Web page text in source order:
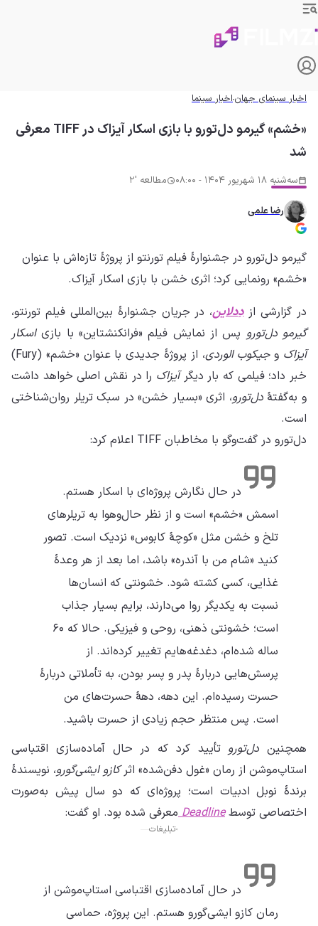
اخبار سینمای جهاناخبار سینما
«خشم» گیرمو دل‌تورو با بازی اسکار آیزاک در TIFF معرفی
شد
سه‌شنبه 18 شهریور 1404 - 08:00 مطالعه '2
رضا علمی
گیرمو دل‌تورو در جشنوارهٔ فیلم تورنتو از پروژهٔ تازه‌اش با عنوان
«خشم» رونمایی کرد؛ اثری خشن با بازی اسکار آیزاک.
در گزارشی ازدِدلاین، در جریان جشنوارهٔ بین‌المللی فیلم تورنتو،
گیرمو دل‌تورو پس از نمایش فیلم «فرانکنشتاین» با بازیاسکار
آیزاک وجیکوب الوردی
، از پروژهٔ جدیدی با عنوان «خشم» (Fury)
خبر داد؛ فیلمی که بار دیگرآیزاک را در نقش اصلی خواهد داشت
و به‌گفتهٔدل‌تورو، اثری «بسیار خشن» در سبک تریلر روان‌شناختی
است.
دل‌تورو در گفت‌وگو با مخاطبان TIFF اعلام کرد:
در حال نگارش پروژه‌ای با اسکار هستم.
اسمش «خشم» است و از نظر حال‌و‌هوا به تریلرهای
تلخ و خشن مثل «کوچهٔ کابوس» نزدیک است. تصور
کنید «شام من با آندره» باشد، اما بعد از هر وعدهٔ
غذایی، کسی کشته شود. خشونتی که انسان‌ها
نسبت به یکدیگر روا می‌دارند، برایم بسیار جذاب
است؛ خشونتی ذهنی، روحی و فیزیکی. حالا که ۶۰
ساله شده‌ام، دغدغه‌هایم تغییر کرده‌اند. از
پرسش‌هایی دربارهٔ پدر و پسر بودن، به تأملاتی دربارهٔ
حسرت رسیده‌ام. این دهه، دههٔ حسرت‌های من
است. پس منتظر حجم زیادی از حسرت باشید.
همچنین دل‌تورو تأیید کرد که در حال آماده‌سازی اقتباسی
استاپ‌موشن از رمان «غول دفن‌شده» اثرکازو ایشی‌گورو، نویسندهٔ
برندهٔ نوبل ادبیات است؛ پروژه‌ای که دو سال پیش به‌صورت
اختصاصی توسطDeadline معرفی شده بود. او گفت:
تبلیغات
در حال آماده‌سازی اقتباسی استاپ‌موشن از
رمان کازو ایشی‌گورو هستم. این پروژه، حماسی